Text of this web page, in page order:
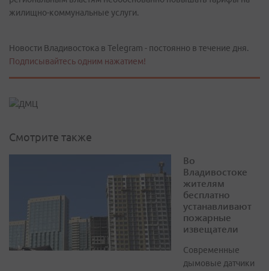
жилищно-коммунальные услуги.
Новости Владивостока в Telegram - постоянно в течение дня.
Подписывайтесь одним нажатием!
Смотрите также
Во
Владивостоке
жителям
бесплатно
устанавливают
пожарные
извещатели
Современные
дымовые датчики